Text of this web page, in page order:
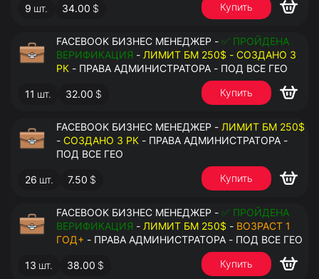
9 шт. 34.00 $ Купить
FACEBOOK БИЗНЕС МЕНЕДЖЕР - ✅ ПРОЙДЕНА
ВЕРИФИКАЦИЯ - ЛИМИТ БМ 250$ - СОЗДАНО 3
РК - ПРАВА АДМИНИСТРАТОРА - ПОД ВСЕ ГЕО
11 шт. 32.00 $ Купить
FACEBOOK БИЗНЕС МЕНЕДЖЕР - ЛИМИТ БМ 250$
- СОЗДАНО 3 РК - ПРАВА АДМИНИСТРАТОРА -
ПОД ВСЕ ГЕО
26 шт. 7.50 $ Купить
FACEBOOK БИЗНЕС МЕНЕДЖЕР - ✅ ПРОЙДЕНА
ВЕРИФИКАЦИЯ - ЛИМИТ БМ 250$ - ВОЗРАСТ 1
ГОД+ - ПРАВА АДМИНИСТРАТОРА - ПОД ВСЕ ГЕО
13 шт. 38.00 $ Купить